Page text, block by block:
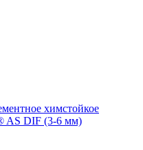
химстойкое
AS DIF (3-6 мм)